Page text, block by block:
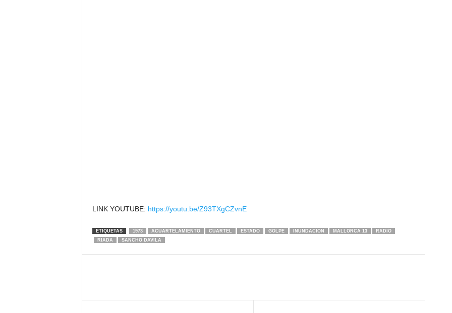
LINK YOUTUBE: https://youtu.be/Z93TXgCZvnE
ETIQUETAS 1973 ACUARTELAMIENTO CUARTEL ESTADO GOLPE INUNDACION MALLORCA 13
RADIO
RIADA
SANCHO DAVILA